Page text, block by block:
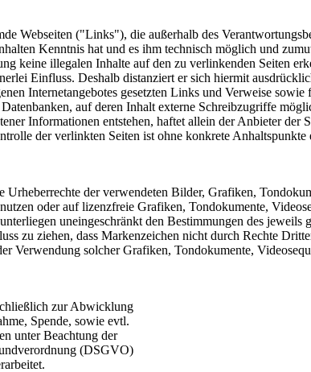
Webseiten ("Links"), die außerhalb des
Kenntnis hat und es ihm technisch möglich und
keine illegalen Inhalte auf den zu verlinkenden Seiten
Einfluss. Deshalb distanziert er sich hiermit
Internetangebotes gesetzten Links und Verweise
auf deren Inhalt externe Schreibzugriffe
Informationen entstehen, haftet allein der Anbieter
der verlinkten Seiten ist ohne konkrete
der verwendeten Bilder, Grafiken,
oder auf lizenzfreie Grafiken, Tondokumente,
uneingeschränkt den Bestimmungen des
zu ziehen, dass Markenzeichen nicht durch Rechte
Verwendung solcher Grafiken, Tondokumente,
zur Abwicklung
Spende, sowie evtl.
unter Beachtung der
(DSGVO)